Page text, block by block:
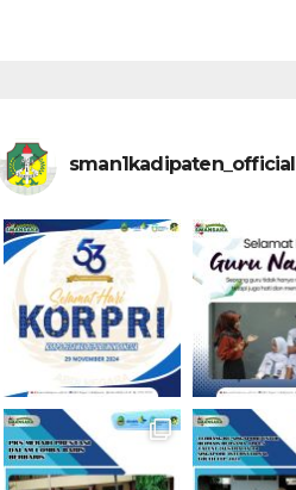
sman1kadipaten_official